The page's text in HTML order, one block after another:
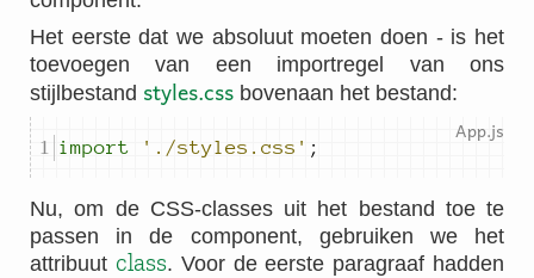
Het eerste dat we absoluut moeten doen - is het
toevoegen van een importregel van ons
stijlbestand styles.css bovenaan het bestand:
import './styles.css' ;
Nu, om de CSS-classes uit het bestand toe te
passen in de component, gebruiken we het
attribuut class. Voor de eerste paragraaf hadden